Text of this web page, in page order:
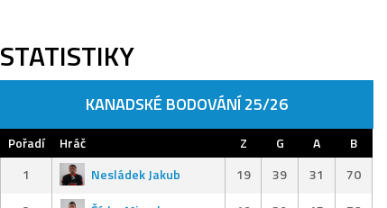
STATISTIKY
KANADSKÉ BODOVÁNÍ 25/26
Pořadí Hráč Z G A
B
1
Nesládek Jakub 19 39 31
70